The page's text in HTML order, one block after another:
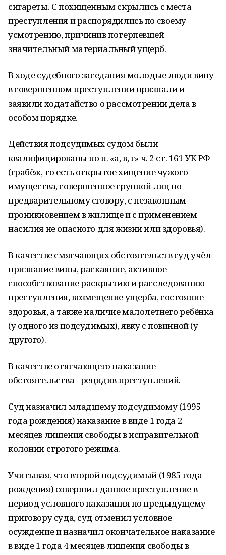
сигареты. С похищенным скрылись с места
преступления и распорядились по своему
усмотрению, причинив потерпевшей
значительный материальный ущерб.
В ходе судебного заседания молодые люди вину
в совершенном преступлении признали и
заявили ходатайство о рассмотрении дела в
особом порядке.
Действия подсудимых судом были
квалифицированы по п. «а, в, г» ч. 2 ст. 161 УК РФ
(грабёж, то есть открытое хищение чужого
имущества, совершенное группой лиц по
предварительному сговору, с незаконным
проникновением в жилище и с применением
насилия не опасного для жизни или здоровья).
В качестве смягчающих обстоятельств суд учёл
признание вины, раскаяние, активное
способствование раскрытию и расследованию
преступления, возмещение ущерба, состояние
здоровья, а также наличие малолетнего ребёнка
(у одного из подсудимых), явку с повинной (у
другого).
В качестве отягчающего наказание
обстоятельства - рецидив преступлений.
Суд назначил младшему подсудимому (1995
года рождения) наказание в виде 1 года 2
месяцев лишения свободы в исправительной
колонии строгого режима.
Учитывая, что второй подсудимый (1985 года
рождения) совершил данное преступление в
период условного наказания по предыдущему
приговору суда, суд отменил условное
осуждение и назначил окончательное наказание
в виде 1 года 4 месяцев лишения свободы в